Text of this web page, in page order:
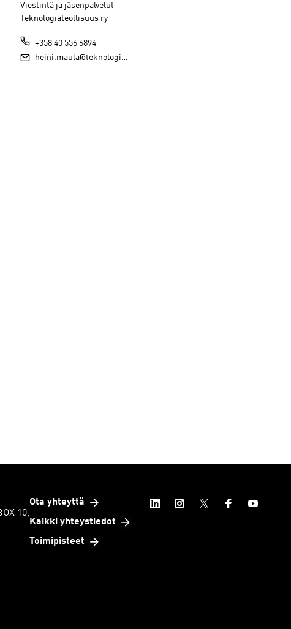
Viestintä ja jäsenpalvelut
Teknologiateollisuus ry
+358 40 556 6894
heini.maula@teknologiateollisuus.fi
10,
Ota yhteyttä
Kaikki yhteystiedot
Toimipisteet